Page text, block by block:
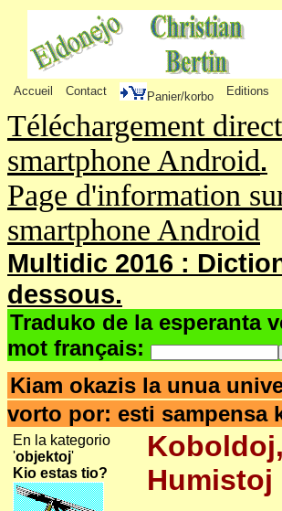
Accueil Contact Panier/korbo Editions
Téléchargement
smartphone Android.
Page d'information
smartphone Android
Multidic 2016 :
dessous.
Traduko de la esperanta
mot français:
Kiam okazis la unua
vorto por: esti sampensa
En la kategorio
'objektoj'
Kio estas tio?
Humistoj